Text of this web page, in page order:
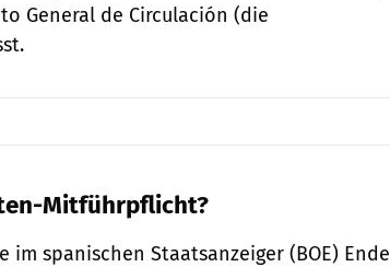
General de Circulación (die
Mitführpflicht?
im spanischen Staatsanzeiger (BOE) Ende